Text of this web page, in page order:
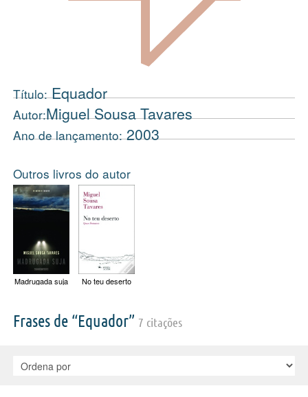
Título:Equador
Autor:Miguel Sousa Tavares
Ano de lançamento:2003
Outros livros do autor
Madrugada suja No teu deserto
Frases de “Equador” 7 citações